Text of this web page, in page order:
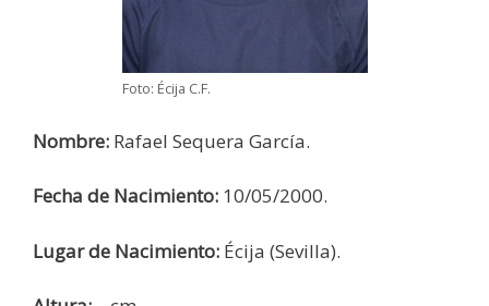
Foto: Écija C.F.
Nombre: Rafael Sequera García.
Fecha de Nacimiento: 10/05/2000.
Lugar de Nacimiento: Écija (Sevilla).